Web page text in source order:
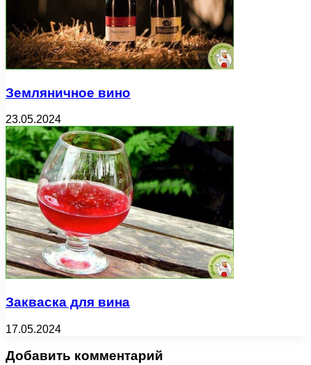
Земляничное вино
23.05.2024
Закваска для вина
17.05.2024
Добавить комментарий